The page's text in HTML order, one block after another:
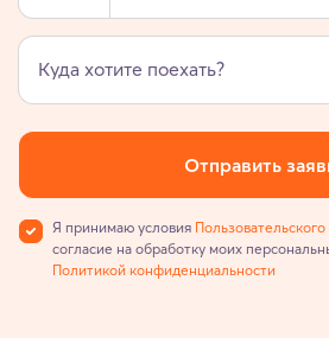
Куда хотите поехать?
Отправить
Я принимаю условия
согласие на обработку моих
Политикой конфиденциальности